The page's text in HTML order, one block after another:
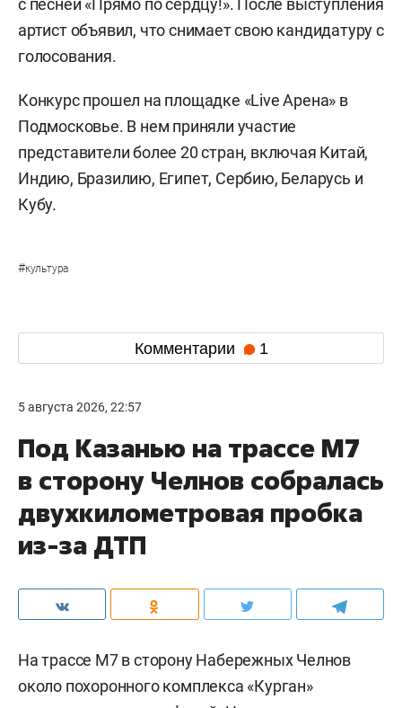
с песней «Прямо по сердцу!». После выступления
артист объявил, что снимает свою кандидатуру с
голосования.
Конкурс прошел на площадке «Live Арена» в
Подмосковье. В нем приняли участие
представители более 20 стран, включая Китай,
Индию, Бразилию, Египет, Сербию, Беларусь и
Кубу.
#культура
Комментарии 1
5 августа 2026, 22:57
Под Казанью на трассе М7
в сторону Челнов собралась
двухкилометровая пробка
из-за ДТП
На трассе М7 в сторону Набережных Челнов
около похоронного комплекса «Курган»